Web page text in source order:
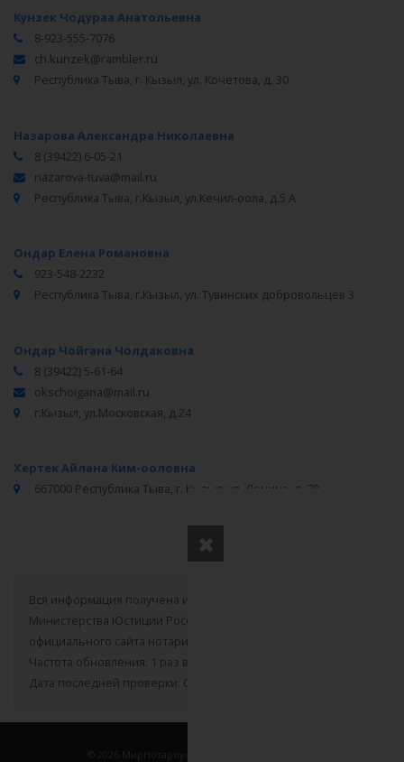
Кунзек Чодураа Анатольевна
8-923-555-7076
ch.kunzek@rambler.ru
Республика Тыва, г. Кызыл, ул. Кочетова, д. 30
Назарова Александра Николаевна
8 (39422) 6-05-21
nazarova-tuva@mail.ru
Республика Тыва, г.Кызыл, ул.Кечил-оола, д.5 А
Ондар Елена Романовна
923-548-2232
Республика Тыва, г.Кызыл, ул. Тувинских добровольцев 3
Ондар Чойгана Чолдаковна
8 (39422) 5-61-64
okschoigana@mail.ru
г.Кызыл, ул.Московская, д.24
Хертек Айлана Ким-ооловна
667000 Республика Тыва, г. Кызыл, ул. Ленина, д. 70
Вся информация получена из открытого реестра
Министерства Юстиции Российской Федерации и с
официального сайта нотариальной палаты Республики Тыва.
Частота обновления: 1 раз в неделю.
Дата последней проверки: 03.08.2026